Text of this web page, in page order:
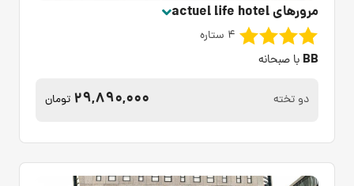
مرورهای actuel life hotel
4 ستاره
BB با صبحانه
دو تخته 29,890,000 تومان